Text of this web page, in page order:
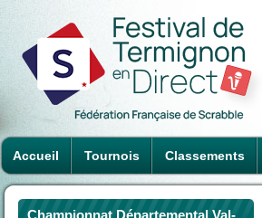
Accueil Tournois Classements
Championnat Départemental Val-